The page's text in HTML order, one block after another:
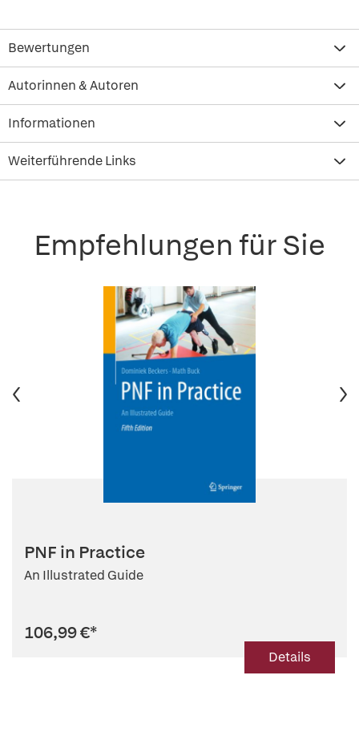
Bewertungen
Autorinnen & Autoren
Informationen
Weiterführende Links
Empfehlungen für Sie
PNF in Practice
An Illustrated Guide
106,99 €*
Details